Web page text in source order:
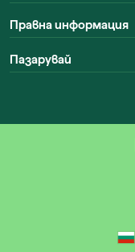
Правна информация
Пазарувай